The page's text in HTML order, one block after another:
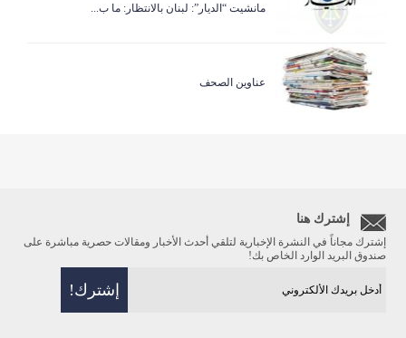
مانشيت “الديار”: لبنان بالانتظار: ما ب...
عناوين الصحف
إشترك هنا
إشترك مجاناً في النشرة الإخبارية لتلقي أحدث الأخبار ومقالات حصرية مباشرة على
صندوق البريد الوارد الخاص بك!